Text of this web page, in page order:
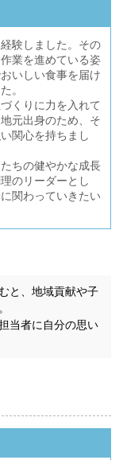
験しました。その
業を進めている姿
いしい食事を届け
。
くりに力を入れて
元出身のため、そ
関心を持ちまし
ちの健やかな成長
のリーダーとし
関わっていきたい
と、地域貢献や子
当者に自分の思い